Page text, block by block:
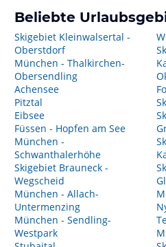
Beliebte
Skigebiet Kleinwalsertal -
Oberstdorf
München - Thalkirchen-
Obersendling
Achensee
Pitztal
Eibsee
Füssen - Hopfen am See
München -
Schwanthalerhöhe
Skigebiet Brauneck -
Wegscheid
München - Allach-
Untermenzing
München - Sendling-
Westpark